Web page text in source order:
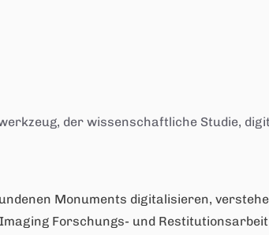
der wissenschaftliche Studie,
Monuments digitalisieren,
Forschungs- und